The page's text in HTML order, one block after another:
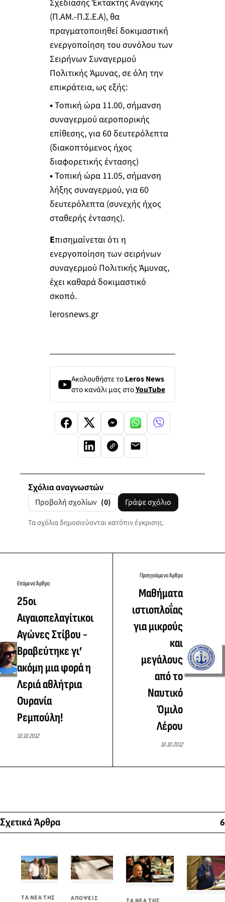
Σχεδίασης Έκτακτης Ανάγκης
(Π.ΑΜ.-Π.Σ.Ε.Α), θα
πραγματοποιηθεί δοκιμαστική
ενεργοποίηση του συνόλου των
Σειρήνων Συναγερμού
Πολιτικής Άμυνας, σε όλη την
επικράτεια, ως εξής:
•Τοπική ώρα 11.00, σήμανση
συναγερμού αεροπορικής
επίθεσης, για 60 δευτερόλεπτα
(διακοπτόμενος ήχος
διαφορετικής έντασης)
•Τοπική ώρα 11.05, σήμανση
λήξης συναγερμού, για 60
δευτερόλεπτα (συνεχής ήχος
σταθερής έντασης).
Επισημαίνεται ότι η
ενεργοποίηση των σειρήνων
συναγερμού Πολιτικής Άμυνας,
έχει καθαρά δοκιμαστικό
σκοπό.
lerosnews.gr
Ακολουθήστε τοLeros News
στο κανάλι μας στοYouTube
Σχόλια αναγνωστών
Προβολή σχολίων (0) Γράψε σχόλιο
Τα σχόλια δημοσιεύονται κατόπιν έγκρισης.
Επόμενο Άρθρο
25οι
Αιγαιοπελαγίτικοι
Αγώνες Στίβου -
Βραβεύτηκε γι’
ακόμη μια φορά η
Λεριά αθλήτρια
Ουρανία
Ρεμπούλη!
10.10.2012
Προηγούμενο Άρθρο
Μαθήματα
ιστιοπλοΐας
για μικρούς
και
μεγάλους
από το
Ναυτικό
Όμιλο
Λέρου
10.10.2012
Σχετικά Άρθρα 6
ΤΑ ΝΕΑ ΤΗΣ
ΑΠΟΨΕΙΣ